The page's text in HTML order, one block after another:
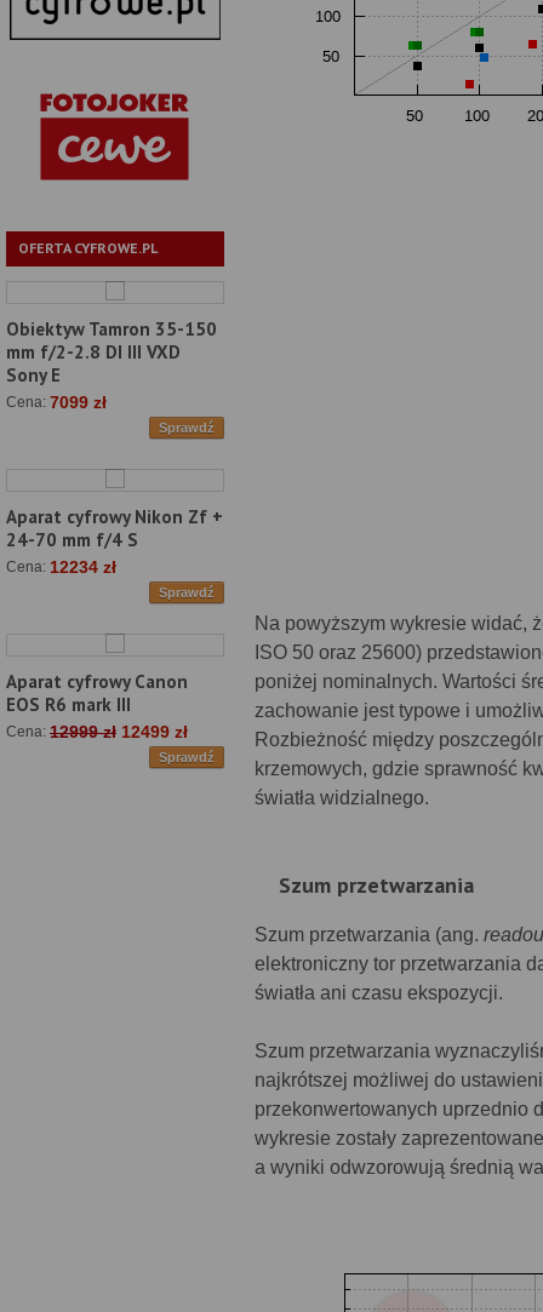
OFERTA CYFROWE.PL
Obiektyw Tamron 35-150
mm f/2-2.8 DI III VXD
Sony E
Cena: 7099 zł
Sprawdź
Aparat cyfrowy Nikon Zf +
24-70 mm f/4 S
Cena: 12234 zł
Sprawdź
Aparat cyfrowy Canon
EOS R6 mark III
Cena: 12999 zł 12499 zł
Sprawdź
Na powyższym wykresie widać,
ISO 50 oraz 25600)
poniżej nominalnych. Wartości
zachowanie jest typowe i
Rozbieżność między
krzemowych, gdzie sprawność
światła widzialnego.
Szum przetwarzania
Szum przetwarzania (ang.
elektroniczny tor przetwarzania
światła ani czasu ekspozycji.
Szum przetwarzania
najkrótszej możliwej do
przekonwertowanych uprzednio
wykresie zostały
a wyniki odwzorowują średnią